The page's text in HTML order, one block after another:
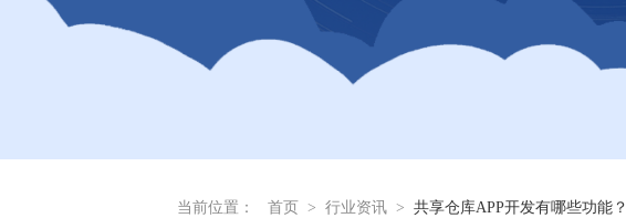
当前位置： 首页 > 行业资讯 > 共享仓库APP开发有哪些功能？